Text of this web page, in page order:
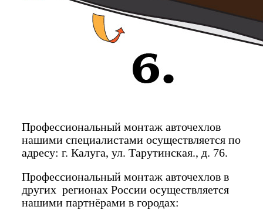
Профессиональный монтаж авточехлов
нашими специалистами осуществляется по
адресу: г. Калуга, ул. Тарутинская., д. 76.
Профессиональный монтаж авточехлов в
других регионах России осуществляется
нашими партнёрами в городах: